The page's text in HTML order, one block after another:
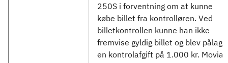
250S i forventning om at kunne
købe billet fra kontrolløren. Ved
billetkontrollen kunne han ikke
fremvise gyldig billet og blev pålagt
en kontrolafgift på 1.000 kr. Movia